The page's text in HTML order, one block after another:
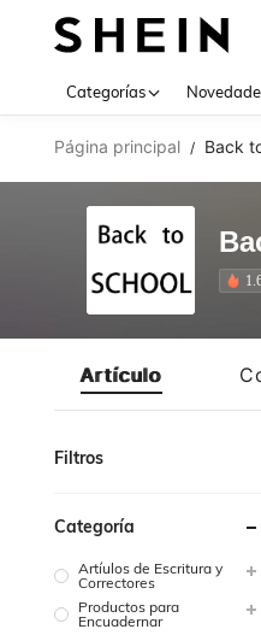
Categorías
Página principal / Back
Artículo
Filtros
Categoría
Artíulos de Escritura y
Correctores
Productos para
Encuadernar